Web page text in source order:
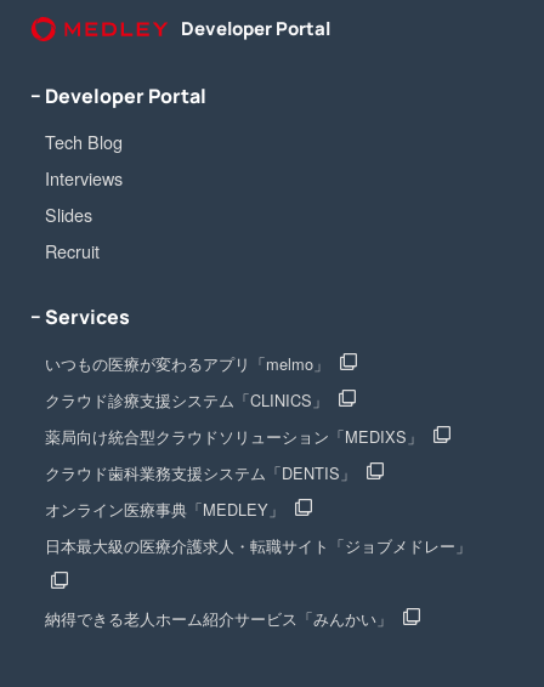
Developer Portal
− Developer Portal
Tech Blog
Interviews
Slides
Recruit
− Services
いつもの医療が変わるアプリ「melmo」
クラウド診療支援システム「CLINICS」
薬局向け統合型クラウドソリューション「MEDIXS」
クラウド歯科業務支援システム「DENTIS」
オンライン医療事典「MEDLEY」
日本最大級の医療介護求人・転職サイト「ジョブメドレー」
納得できる老人ホーム紹介サービス「みんかい」